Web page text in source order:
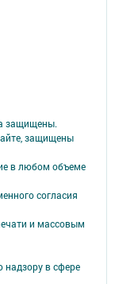
защищены.
защищены
в любом объеме
согласия
и массовым
в сфере